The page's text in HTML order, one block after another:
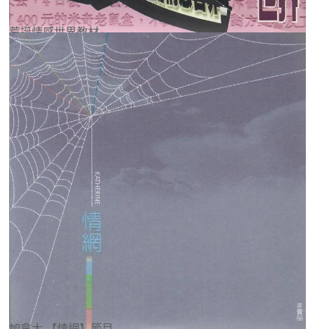
荒誕情感世界教材